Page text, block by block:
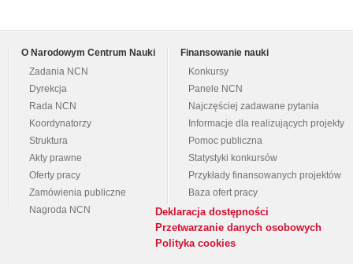
O Narodowym Centrum Nauki
Zadania NCN
Dyrekcja
Rada NCN
Koordynatorzy
Struktura
Akty prawne
Oferty pracy
Zamówienia publiczne
Nagroda NCN
Finansowanie nauki
Konkursy
Panele NCN
Najczęściej zadawane pytania
Informacje dla realizujących projekty
Pomoc publiczna
Statystyki konkursów
Przykłady finansowanych projektów
Baza ofert pracy
Deklaracja dostępności
Przetwarzanie danych osobowych
Polityka cookies